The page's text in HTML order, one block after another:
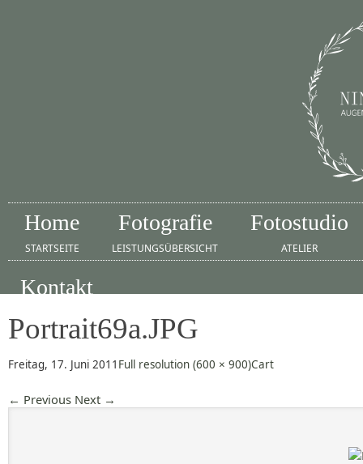
Home
STARTSEITE
Fotografie
LEISTUNGSÜBERSICHT
Fotostudio
ATELIER
Kontakt
Portrait69a.JPG
Freitag, 17. Juni 2011 Full resolution (600 × 900)Cart
← Previous Next →